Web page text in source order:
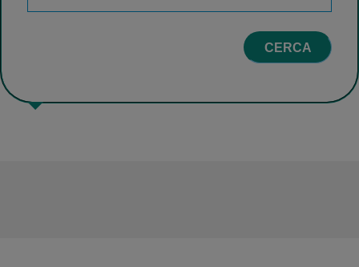
CERCA